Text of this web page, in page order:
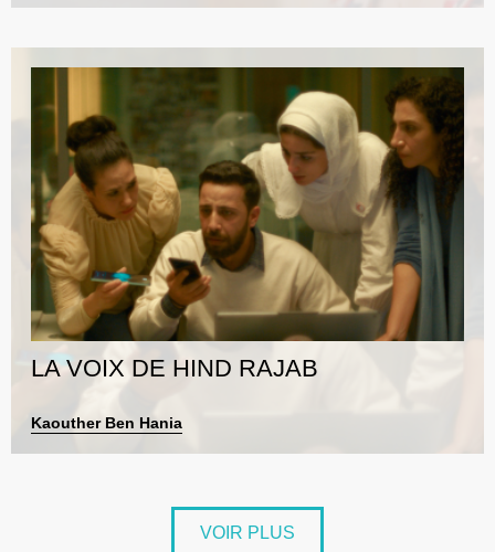
LA VOIX DE HIND RAJAB
Kaouther Ben Hania
VOIR PLUS